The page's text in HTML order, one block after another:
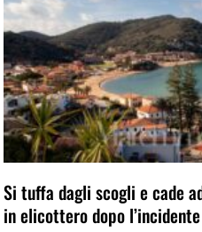
Si tuffa dagli scogli e cade
in elicottero dopo